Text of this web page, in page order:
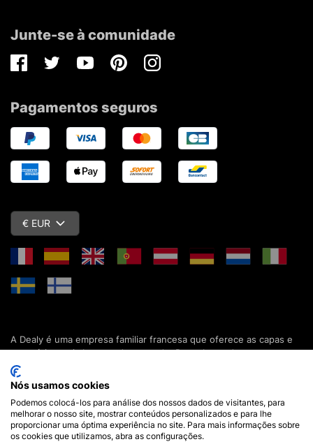
Junte-se à comunidade
FacebookTwitterYoutubePinterestInstagram
Pagamentos seguros
€ EUR
A Dealy é uma empresa familiar francesa que oferece as capas e
acessórios mais baratos do mercado. Descubra todas as nossas
colecções de capas, estojos, protecções de ecrã e acessórios
para o seu smartphone, tablet, computador ou relógio conectado.
Desde 2012, apresentamos novidades todos os dias para lhe
oferecer ainda mais opções de escolha. Mais de 600.000 clientes
em França e em todo o mundo já confiam na Dealy. Se tiver
alguma pergunta, a nossa equipa está disponível 7 dias por
Nós usamos cookies
Podemos colocá-los para análise dos nossos dados de visitantes, para
melhorar o nosso site, mostrar conteúdos personalizados e para lhe
proporcionar uma óptima experiência no site. Para mais informações sobre
os cookies que utilizamos, abra as configurações.